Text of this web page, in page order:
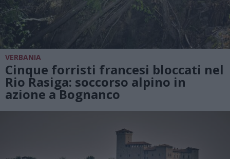
VERBANIA
Cinque forristi francesi bloccati nel
Rio Rasiga: soccorso alpino in
azione a Bognanco